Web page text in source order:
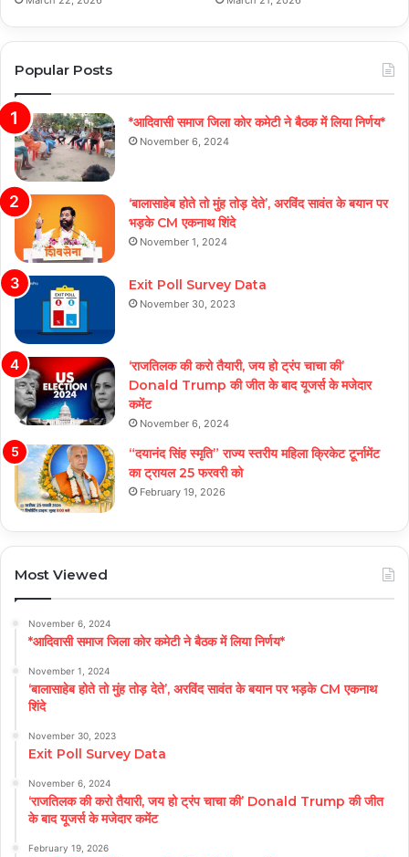
Popular Posts
*आदिवासी समाज जिला कोर कमेटी ने बैठक में लिया निर्णय*
November 6, 2024
‘बालासाहेब होते तो मुंह तोड़ देते’, अरविंद सावंत के बयान पर
भड़के CM एकनाथ शिंदे
November 1, 2024
Exit Poll Survey Data
November 30, 2023
‘राजतिलक की करो तैयारी, जय हो ट्रंप चाचा की’
Donald Trump की जीत के बाद यूजर्स के मजेदार
कमेंट
November 6, 2024
“दयानंद सिंह स्मृति” राज्य स्तरीय महिला क्रिकेट टूर्नामेंट
का ट्रायल 25 फरवरी को
February 19, 2026
Most Viewed
November 6, 2024
*आदिवासी समाज जिला कोर कमेटी ने बैठक में लिया निर्णय*
November 1, 2024
‘बालासाहेब होते तो मुंह तोड़ देते’, अरविंद सावंत के बयान पर भड़के CM एकनाथ
शिंदे
November 30, 2023
Exit Poll Survey Data
November 6, 2024
‘राजतिलक की करो तैयारी, जय हो ट्रंप चाचा की’ Donald Trump की जीत
के बाद यूजर्स के मजेदार कमेंट
February 19, 2026